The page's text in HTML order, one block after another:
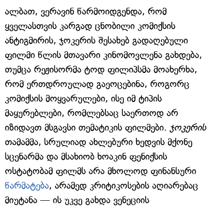
ალბათ, ვერავინ წარმოიდგენდა, რომ
ყველასთვის კარგად ცნობილი კომიქსის
ანტიგმირის, ჯოკერის შესახებ გადაღებული
ფილმი წლის მთავარი კინომოვლენა გახდება,
თუმცა რეჟისორმა ტოდ ფილიპსმა მოახერხა,
რომ ერთდროულად გაეოცებინა, როგორც
კომიქსის მოყვარულები, ისე იმ ტიპის
მაყურებლები, რომლებსაც საერთოდ არ
იზიდავთ მსგავსი თემატიკის ფილმები. ჯოკერის
თამამმა, სრულიად ახლებური ხედვის მქონე
სცენარმა და მსახიობ ხოაკინ ფენიქსის
ოსტატობამ ფილმს არა მხოლოდ ფინანსური
წარმატება, არამედ კრიტიკოსების აღიარებაც
მიუტანა — ის უკვე გახდა ვენეციის